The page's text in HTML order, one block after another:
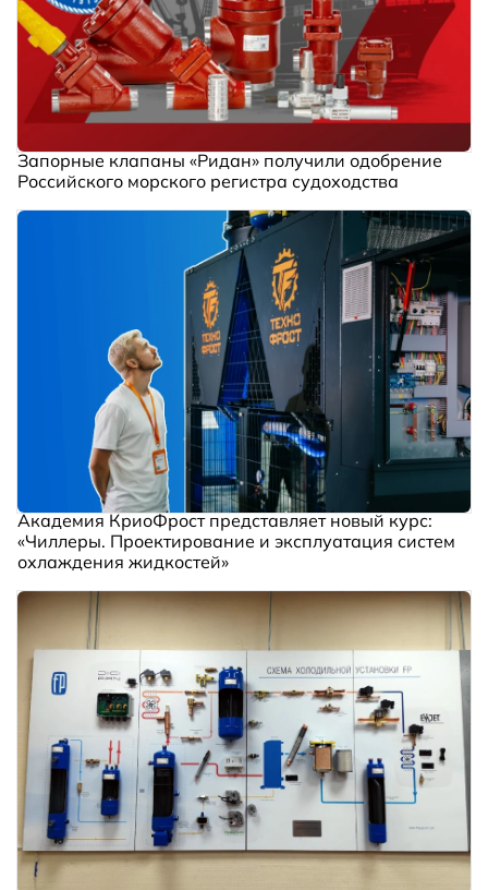
Запорные клапаны «Ридан» получили одобрение
Российского морского регистра судоходства
Академия КриоФрост представляет новый курс:
«Чиллеры. Проектирование и эксплуатация систем
охлаждения жидкостей»